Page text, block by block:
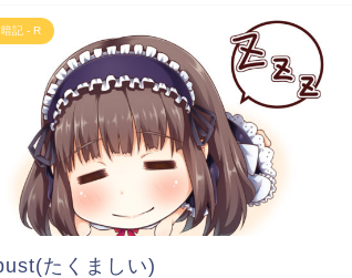
記 - R
たくましい)